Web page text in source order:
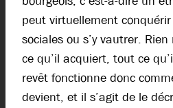
peut virtuellement
sociales ou s’y vautrer.
ce qu’il acquiert, tout ce
revêt fonctionne donc
devient, et il s’agit de le